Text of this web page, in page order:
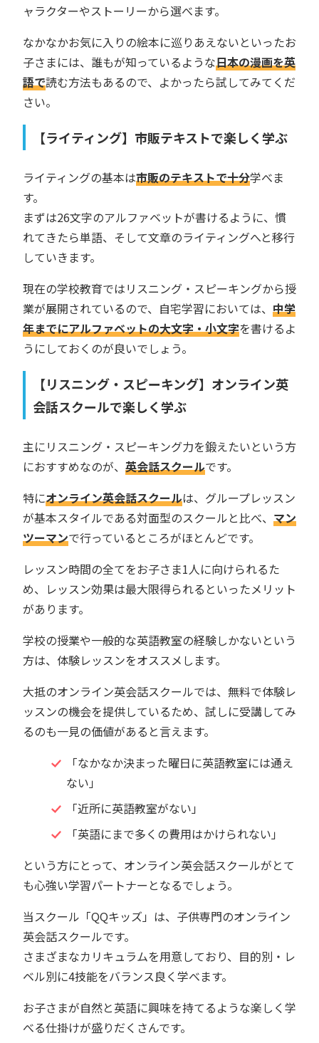
ャラクターやストーリーから選べます。
なかなかお気に入りの絵本に巡りあえないといったお
子さまには、誰もが知っているような日本の漫画を英
語で読む方法もあるので、よかったら試してみてくだ
さい。
【ライティング】市販テキストで楽しく学ぶ
ライティングの基本は市販のテキストで十分学べま
す。
まずは26文字のアルファベットが書けるように、慣
れてきたら単語、そして文章のライティングへと移行
していきます。
現在の学校教育ではリスニング・スピーキングから授
業が展開されているので、自宅学習においては、 中学
年までにアルファベットの大文字・小文字を書けるよ
うにしておくのが良いでしょう。
【リスニング・スピーキング】オンライン英
会話スクールで楽しく学ぶ
主にリスニング・スピーキング力を鍛えたいという方
におすすめなのが、 英会話スクールです。
特にオンライン英会話スクールは、グループレッスン
が基本スタイルである対面型のスクールと比べ、 マン
ツーマンで行っているところがほとんどです。
レッスン時間の全てをお子さま1人に向けられるた
め、レッスン効果は最大限得られるといったメリット
があります。
学校の授業や一般的な英語教室の経験しかないという
方は、体験レッスンをオススメします。
大抵のオンライン英会話スクールでは、無料で体験レ
ッスンの機会を提供しているため、試しに受講してみ
るのも一見の価値があると言えます。
「なかなか決まった曜日に英語教室には通え
ない」
「近所に英語教室がない」
「英語にまで多くの費用はかけられない」
という方にとって、オンライン英会話スクールがとて
も心強い学習パートナーとなるでしょう。
当スクール「QQキッズ」は、子供専門のオンライン
英会話スクールです。
さまざまなカリキュラムを用意しており、目的別・レ
ベル別に4技能をバランス良く学べます。
お子さまが自然と英語に興味を持てるような楽しく学
べる仕掛けが盛りだくさんです。